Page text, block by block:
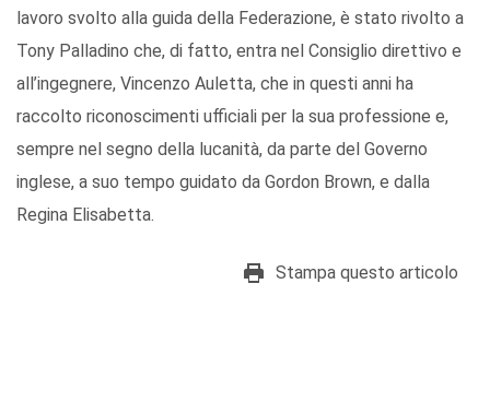
lavoro svolto alla guida della Federazione, è stato rivolto a
Tony Palladino che, di fatto, entra nel Consiglio direttivo e
all’ingegnere, Vincenzo Auletta, che in questi anni ha
raccolto riconoscimenti ufficiali per la sua professione e,
sempre nel segno della lucanità, da parte del Governo
inglese, a suo tempo guidato da Gordon Brown, e dalla
Regina Elisabetta.
Stampa questo articolo